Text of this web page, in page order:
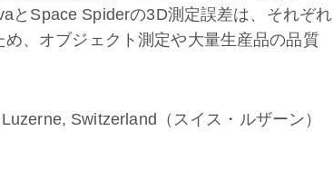
とSpace Spiderの3D測定誤差は、それぞれ
、オブジェクト測定や大量生産品の品質
Switzerland（スイス・ルザーン）